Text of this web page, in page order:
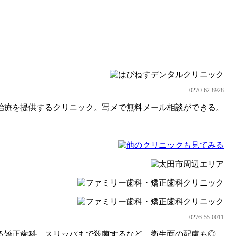
0270-62-8928
を提供するクリニック。写メで無料メール相談ができる。
0276-55-0011
矯正歯科。スリッパまで殺菌するなど、衛生面の配慮も◎。